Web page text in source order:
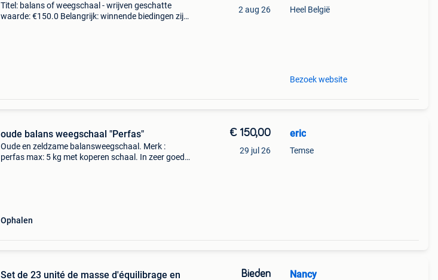
Titel: balans of weegschaal - wrijven geschatte
waarde: €150.0 Belangrijk: winnende biedingen zijn
2 aug 26 Heel België
Bezoek website
oude balans weegschaal "Perfas"
Oude en zeldzame balansweegschaal. Merk :
perfas max: 5 kg met koperen schaal. In zeer goede
Ophalen
€ 150,00
29 jul 26
eric
Temse
Set de 23 unité de masse d'équilibrage en
Bieden Nancy